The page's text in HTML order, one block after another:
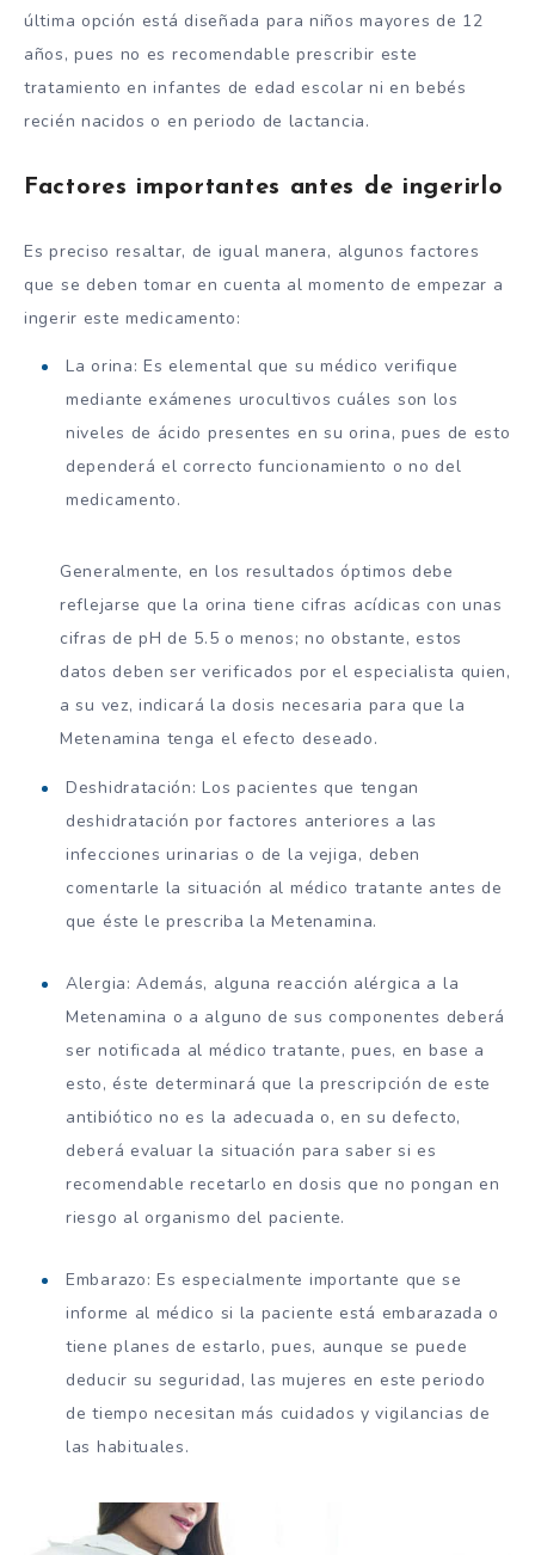
última opción está diseñada para niños mayores de 12
años, pues no es recomendable prescribir este
tratamiento en infantes de edad escolar ni en bebés
recién nacidos o en periodo de lactancia.
Factores importantes antes de ingerirlo
Es preciso resaltar, de igual manera, algunos factores
que se deben tomar en cuenta al momento de empezar a
ingerir este medicamento:
La orina: Es elemental que su médico verifique
mediante exámenes urocultivos cuáles son los
niveles de ácido presentes en su orina, pues de esto
dependerá el correcto funcionamiento o no del
medicamento.
Generalmente, en los resultados óptimos debe
reflejarse que la orina tiene cifras acídicas con unas
cifras de pH de 5.5 o menos; no obstante, estos
datos deben ser verificados por el especialista quien,
a su vez, indicará la dosis necesaria para que la
Metenamina tenga el efecto deseado.
Deshidratación: Los pacientes que tengan
deshidratación por factores anteriores a las
infecciones urinarias o de la vejiga, deben
comentarle la situación al médico tratante antes de
que éste le prescriba la Metenamina.
Alergia: Además, alguna reacción alérgica a la
Metenamina o a alguno de sus componentes deberá
ser notificada al médico tratante, pues, en base a
esto, éste determinará que la prescripción de este
antibiótico no es la adecuada o, en su defecto,
deberá evaluar la situación para saber si es
recomendable recetarlo en dosis que no pongan en
riesgo al organismo del paciente.
Embarazo: Es especialmente importante que se
informe al médico si la paciente está embarazada o
tiene planes de estarlo, pues, aunque se puede
deducir su seguridad, las mujeres en este periodo
de tiempo necesitan más cuidados y vigilancias de
las habituales.